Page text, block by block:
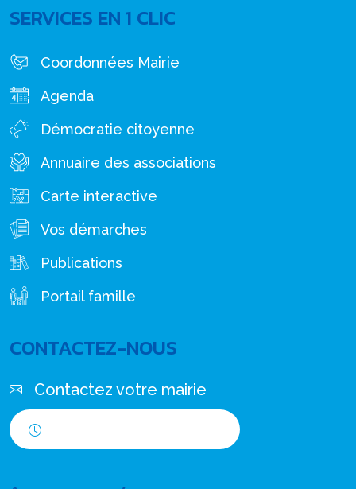
SERVICES EN 1 CLIC
Coordonnées Mairie
Agenda
Démocratie citoyenne
Annuaire des associations
Carte interactive
Vos démarches
Publications
Portail famille
CONTACTEZ-NOUS
Contactez votre mairie